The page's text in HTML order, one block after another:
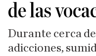
de las
Durante cerca
adicciones,